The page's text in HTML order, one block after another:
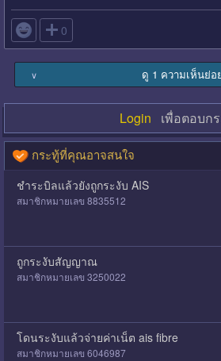
 0
∨ ดู 1 ความเห็นย่อ
Login เพื่อตอบก
กระทู้ที่คุณอาจสนใจ
ชำระบิลแล้วยังถูกระงับ AIS
สมาชิกหมายเลข 8835512
ถูกระงับสัญญาณ
สมาชิกหมายเลข 3250022
โดนระงับแล้วจ่ายค่าเน็ต ais fibre
สมาชิกหมายเลข 6046987